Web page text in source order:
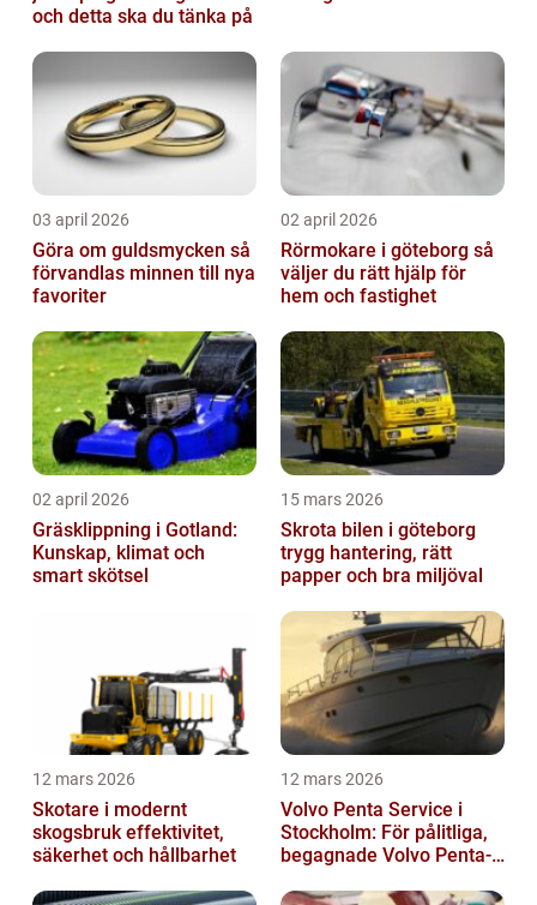
och detta ska du tänka på
03 april 2026
Göra om guldsmycken så
förvandlas minnen till nya
favoriter
02 april 2026
Rörmokare i göteborg så
väljer du rätt hjälp för
hem och fastighet
02 april 2026
Gräsklippning i Gotland:
Kunskap, klimat och
smart skötsel
15 mars 2026
Skrota bilen i göteborg
trygg hantering, rätt
papper och bra miljöval
12 mars 2026
Skotare i modernt
skogsbruk effektivitet,
säkerhet och hållbarhet
12 mars 2026
Volvo Penta Service i
Stockholm: För pålitliga,
begagnade Volvo Penta-